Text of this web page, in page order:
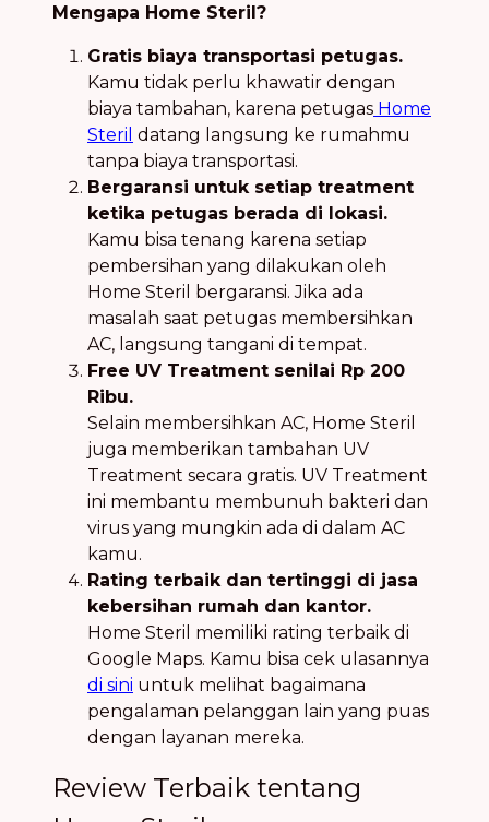
Mengapa Home Steril?
Gratis biaya transportasi petugas.
Kamu tidak perlu khawatir dengan
biaya tambahan, karena petugas Home
Steril datang langsung ke rumahmu
tanpa biaya transportasi.
Bergaransi untuk setiap treatment
ketika petugas berada di lokasi.
Kamu bisa tenang karena setiap
pembersihan yang dilakukan oleh
Home Steril bergaransi. Jika ada
masalah saat petugas membersihkan
AC, langsung tangani di tempat.
Free UV Treatment senilai Rp 200
Ribu.
Selain membersihkan AC, Home Steril
juga memberikan tambahan UV
Treatment secara gratis. UV Treatment
ini membantu membunuh bakteri dan
virus yang mungkin ada di dalam AC
kamu.
Rating terbaik dan tertinggi di jasa
kebersihan rumah dan kantor.
Home Steril memiliki rating terbaik di
Google Maps. Kamu bisa cek ulasannya
di sini untuk melihat bagaimana
pengalaman pelanggan lain yang puas
dengan layanan mereka.
Review Terbaik tentang